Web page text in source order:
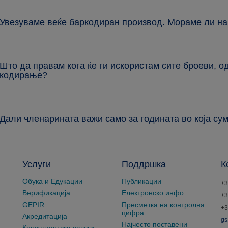
веќе баркодиран производ. Мораме ли
да правам кога ќе ги искористам сите броеви,
членарината важи само за годината во која
Услуги
Обука и Едукации
Верификација
GEPIR
Акредитација
Поддршка
Публикации
Електронско инфо
Пресметка на контролна
цифра
Најчесто поставени